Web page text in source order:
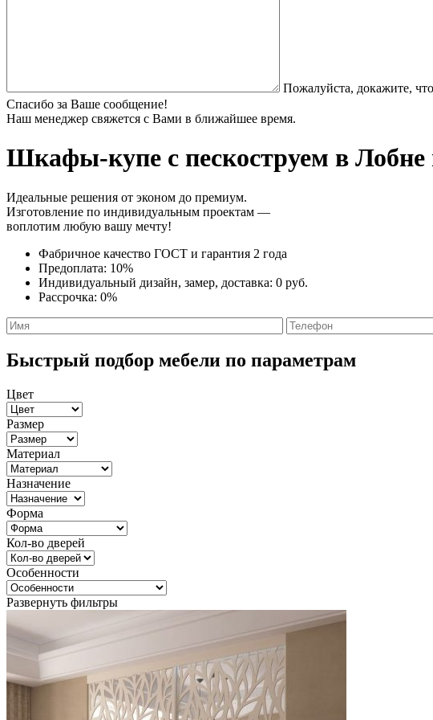
Пожалуйста, докажите,
Спасибо за Ваше сообщение!
Наш менеджер свяжется с Вами в ближайшее время.
Шкафы-купе с пескоструем в
Идеальные решения от эконом до премиум.
Изготовление по индивидуальным проектам —
воплотим любую вашу мечту!
Фабричное качество ГОСТ и гарантия 2 года
Предоплата: 10%
Индивидуальный дизайн, замер, доставка: 0 руб.
Рассрочка: 0%
Быстрый подбор мебели по параметрам
Цвет
Размер
Материал
Назначение
Форма
Кол-во дверей
Особенности
Развернуть фильтры